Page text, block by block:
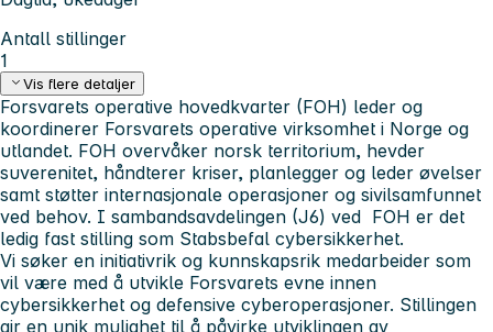
Antall stillinger
1
Vis flere detaljer
Forsvarets operative hovedkvarter (FOH) leder og
koordinerer Forsvarets operative virksomhet i Norge og
utlandet. FOH overvåker norsk territorium, hevder
suverenitet, håndterer kriser, planlegger og leder øvelser
samt støtter internasjonale operasjoner og sivilsamfunnet
ved behov. I sambandsavdelingen (J6) ved FOH er det
ledig fast stilling som Stabsbefal cybersikkerhet.
Vi søker en initiativrik og kunnskapsrik medarbeider som
vil være med å utvikle Forsvarets evne innen
cybersikkerhet og defensive cyberoperasjoner. Stillingen
gir en unik mulighet til å påvirke utviklingen av